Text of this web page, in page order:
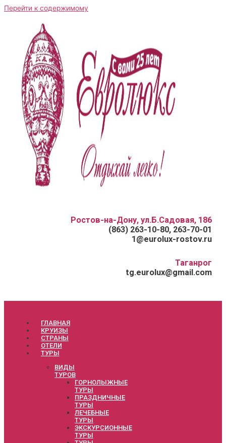
Перейти к содержимому
Ростов-на-Дону, ул.Б.Садовая, 186
(863) 263-10-80, 263-70-01
1@eurolux-rostov.ru
Таганрог
tg.eurolux@gmail.com
ГЛАВНАЯ
КРУИЗЫ
СТРАНЫ
ОТЕЛИ
ТУРЫ
ВИДЫ
ТУРОВ
ГОРНОЛЫЖНЫЕ
ТУРЫ
ПРАЗДНИЧНЫЕ
ТУРЫ
ЛЕЧЕБНЫЕ
ТУРЫ
ЭКСКУРСИОННЫЕ
ТУРЫ